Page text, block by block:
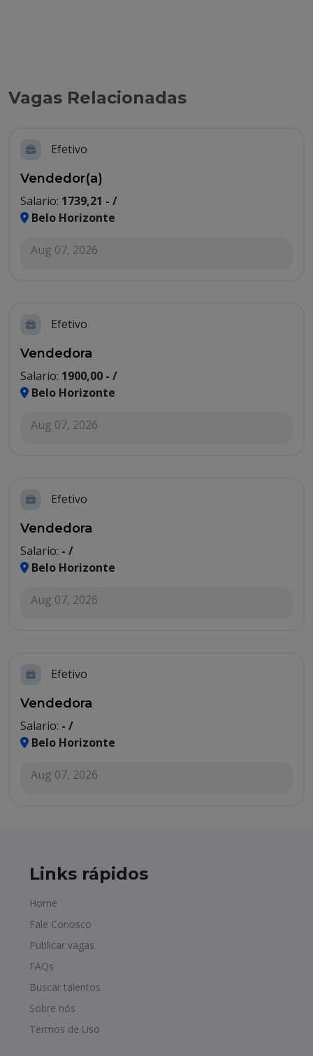
Vagas Relacionadas
Efetivo
Vendedor(a)
Salario: 1739,21 - /
Belo Horizonte
Aug 07, 2026
Efetivo
Vendedora
Salario: 1900,00 - /
Belo Horizonte
Aug 07, 2026
Efetivo
Vendedora
Salario: - /
Belo Horizonte
Aug 07, 2026
Efetivo
Vendedora
Salario: - /
Belo Horizonte
Aug 07, 2026
Links rápidos
Home
Fale Conosco
Publicar vagas
FAQs
Buscar talentos
Sobre nós
Termos de Uso